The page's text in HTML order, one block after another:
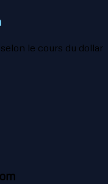
le cours du dollar